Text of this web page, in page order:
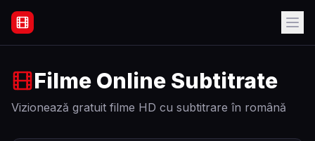
Filme Online Subtitrate - Acasă
Filme Online Subtitrate
Vizionează gratuit filme HD cu subtitrare în română